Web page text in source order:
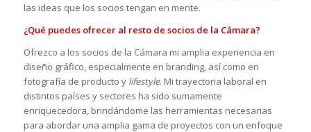
las ideas que los socios tengan en mente.
¿Qué puedes ofrecer al resto de socios de la Cámara?
Ofrezco a los socios de la Cámara mi amplia experiencia en
diseño gráfico, especialmente en branding, así como en
fotografía de producto y lifestyle. Mi trayectoria laboral en
distintos países y sectores ha sido sumamente
enriquecedora, brindándome las herramientas necesarias
para abordar una amplia gama de proyectos con un enfoque